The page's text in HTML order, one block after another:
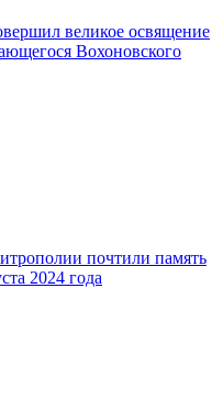
великое освящение
Вохоновского
почтили память
2024 года